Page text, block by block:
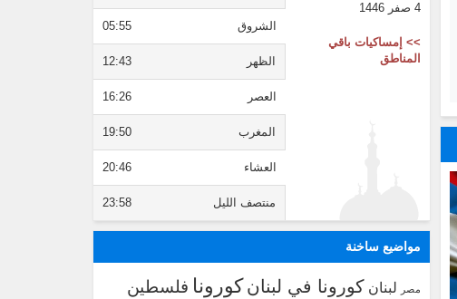
4 صفر 1446
>> إمساكيات باقي
المناطق
الشروق 05:55
الظهر 12:43
العصر 16:26
المغرب 19:50
العشاء 20:46
منتصف الليل 23:58
مواضيع ساخنة
مصر لبنان كورونا في لبنان كورونا فلسطين